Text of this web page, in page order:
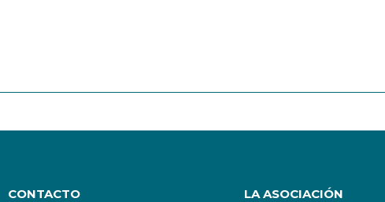
CONTACTO LA ASOCIACIÓN